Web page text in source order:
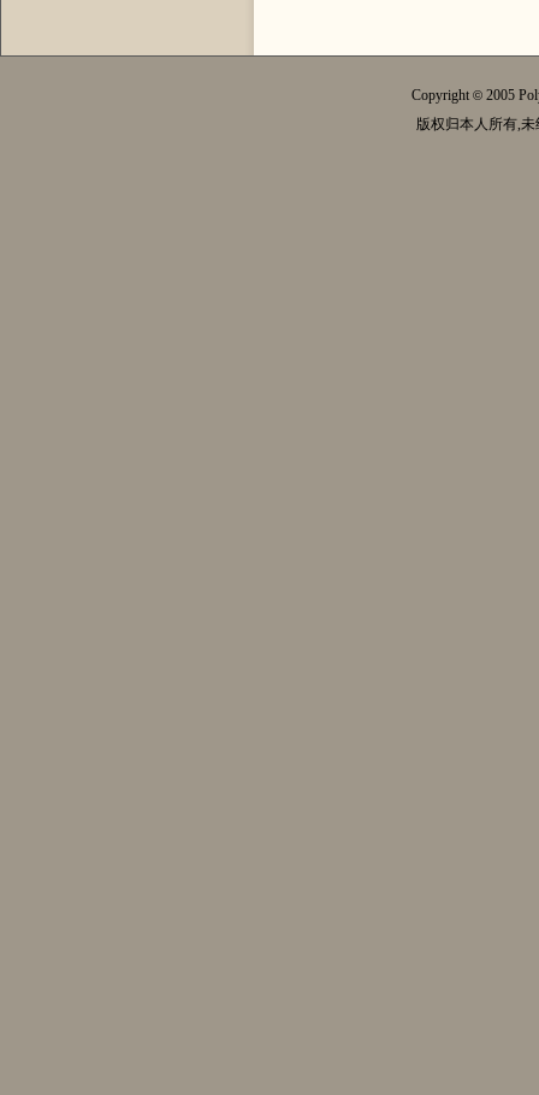
Copyright© 2005
版权归本人所有,